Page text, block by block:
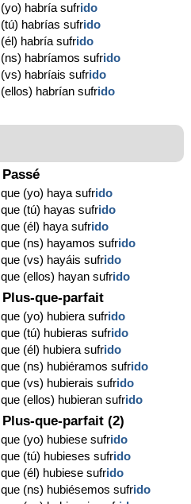
(yo) habría sufrido
(tú) habrías sufrido
(él) habría sufrido
(ns) habríamos sufrido
(vs) habríais sufrido
(ellos) habrían sufrido
Passé
que (yo) haya sufrido
que (tú) hayas sufrido
que (él) haya sufrido
que (ns) hayamos sufrido
que (vs) hayáis sufrido
que (ellos) hayan sufrido
Plus-que-parfait
que (yo) hubiera sufrido
que (tú) hubieras sufrido
que (él) hubiera sufrido
que (ns) hubiéramos sufrido
que (vs) hubierais sufrido
que (ellos) hubieran sufrido
Plus-que-parfait (2)
que (yo) hubiese sufrido
que (tú) hubieses sufrido
que (él) hubiese sufrido
que (ns) hubiésemos sufrido